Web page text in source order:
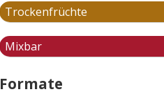
Trockenfrüchte
Mixbar
Formate